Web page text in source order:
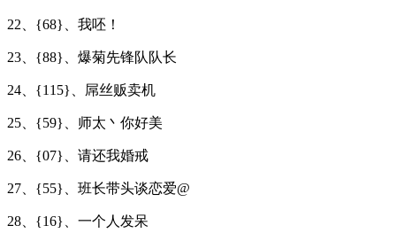
22、{68}、我呸！
23、{88}、爆菊先锋队队长
24、{115}、屌丝贩卖机
25、{59}、师太丶你好美
26、{07}、请还我婚戒
27、{55}、班长带头谈恋爱@
28、{16}、一个人发呆